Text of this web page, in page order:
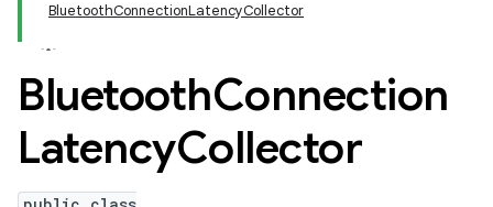
BluetoothConnectionLatencyCollector
BluetoothConnection
LatencyCollector